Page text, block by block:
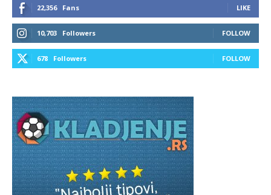
22,356 Fans LIKE
10,703 Followers FOLLOW
678 Followers FOLLOW